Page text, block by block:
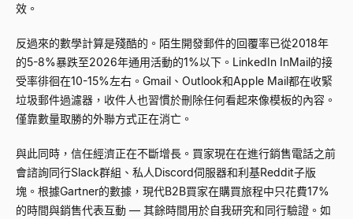
效。
反過來的數學計算是殘酷的。陌生開發郵件的回覆率已從2018年
的5-8%暴跌至2026年通用活動的1%以下。LinkedIn InMail的接
受率徘徊在10-15%左右。Gmail、Outlook和Apple Mail都在收緊
垃圾郵件過濾器，收件人也習慣於刪除任何看起來像模板的內容。
僅靠數量取勝的外聯方式正在消亡。
與此同時，信任經濟正在不斷增長。買家現在在進行銷售電話之前
會諮詢同行Slack群組、私人Discord伺服器和利基Reddit子版
塊。根據Gartner的數據，現代B2B買家在購買旅程中只花費17%
的時間與銷售代表互動 — 其餘時間用於自我研究和同行驗證。如